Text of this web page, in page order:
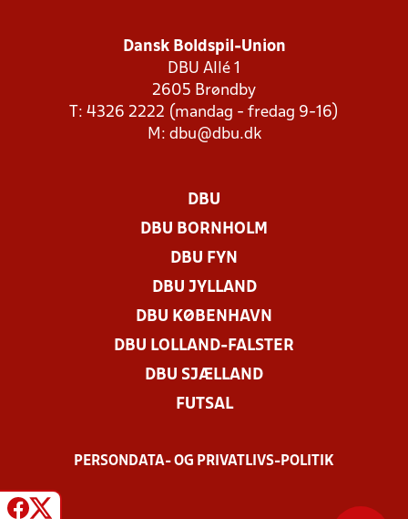
Dansk Boldspil-Union
DBU Allé 1
2605 Brøndby
T: 4326 2222 (mandag - fredag 9-16)
M: dbu@dbu.dk
DBU
DBU BORNHOLM
DBU FYN
DBU JYLLAND
DBU KØBENHAVN
DBU LOLLAND-FALSTER
DBU SJÆLLAND
FUTSAL
PERSONDATA- OG PRIVATLIVS-POLITIK